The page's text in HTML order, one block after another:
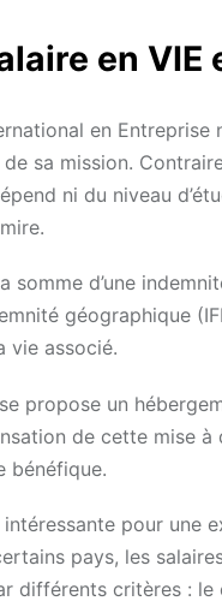
en VIE
en
sa mission.
ni du niveau
somme d’une
géographique
vie associé.
propose un
de cette mise
bénéfique.
pour une
pays, les
différents critères :